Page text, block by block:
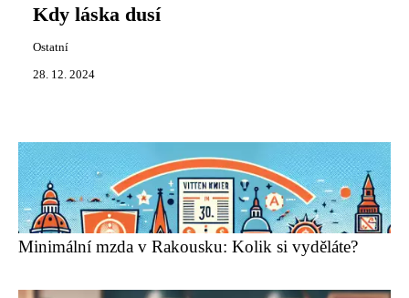
Kdy láska dusí
Ostatní
28. 12. 2024
Minimální mzda v Rakousku: Kolik si vyděláte?